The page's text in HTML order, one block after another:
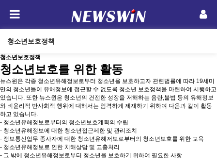
청소년보호정책
청소년보호정책
청소년보호를 위한 활동
뉴스윈은 각종 청소년유해정보로부터 청소년을 보호하고자 관련법률에 따라 19세미
만의 청소년들이 유해정보에 접근할 수 없도록 청소년 보호정책을 마련하여 시행하고
있습니다. 또한 뉴스윈은 청소년의 건전한 성장을 저해하는 음란,불법 등의 유해정보
와 비윤리적 반사회적 행위에 대해서는 엄격하게 제재하기 위하여 다음과 같이 활동
하고 있습니다.
- 청소년유해정보로부터의 청소년보호계획의 수립
- 청소년유해정보에 대한 청소년접근제한 및 관리조치
- 정보통신업무 종사자에 대한 청소년유해저보로부터의 청소년보호를 위한 교육
- 청소년유해정보로 인한 치해상담 및 고충처리
- 그 밖에 청소년유해정보로부터 청소년을 보호하기 위하여 필요한 사항